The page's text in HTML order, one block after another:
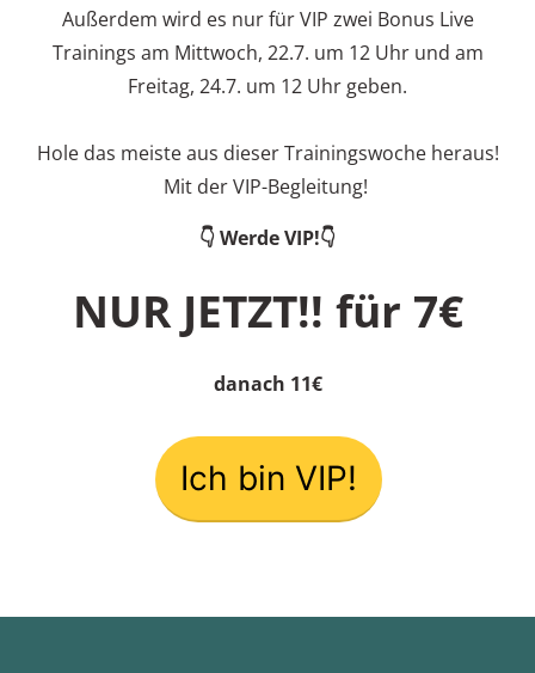
Außerdem wird es nur für VIP zwei Bonus Live
Trainings am Mittwoch, 22.7. um 12 Uhr und am
Freitag, 24.7. um 12 Uhr geben.
Hole das meiste aus dieser Trainingswoche heraus!
Mit der VIP-Begleitung!
👇 Werde VIP!👇
NUR JETZT!! für 7€
danach 11€
Ich bin VIP!